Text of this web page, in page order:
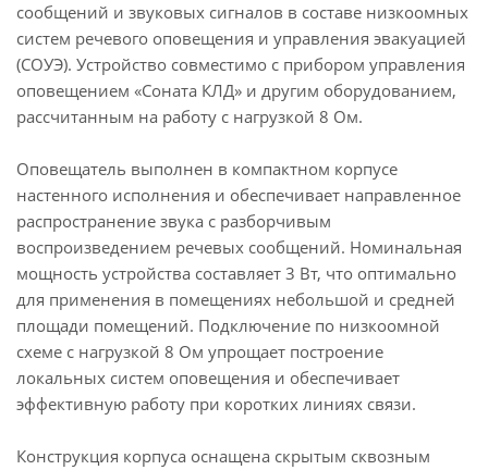
сообщений и звуковых сигналов в составе низкоомных
систем речевого оповещения и управления эвакуацией
(СОУЭ). Устройство совместимо с прибором управления
оповещением «Соната КЛД» и другим оборудованием,
рассчитанным на работу с нагрузкой 8 Ом.
Оповещатель выполнен в компактном корпусе
настенного исполнения и обеспечивает направленное
распространение звука с разборчивым
воспроизведением речевых сообщений. Номинальная
мощность устройства составляет 3 Вт, что оптимально
для применения в помещениях небольшой и средней
площади помещений. Подключение по низкоомной
схеме с нагрузкой 8 Ом упрощает построение
локальных систем оповещения и обеспечивает
эффективную работу при коротких линиях связи.
Конструкция корпуса оснащена скрытым сквозным